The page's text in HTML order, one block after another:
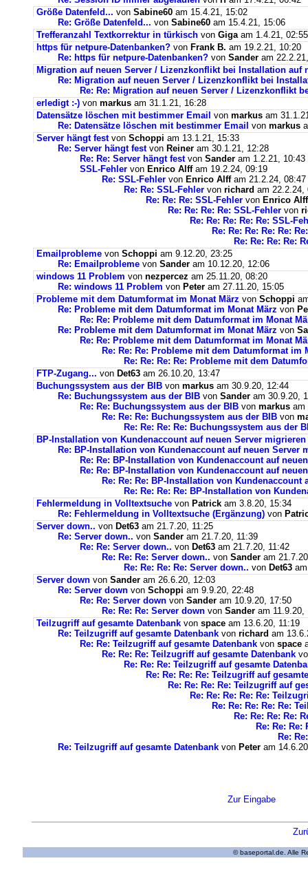
Größe Datenfeld... von Sabine60 am 15.4.21, 15:02
Re: Größe Datenfeld... von Sabine60 am 15.4.21, 15:06
Trefferanzahl Textkorrektur in türkisch von Gigaam 1.4.21, 02:55
https für netpure-Datenbanken? von Frank B. am 19.2.21, 10:20
Re: https für netpure-Datenbanken? von Sander am
Migration auf neuen Server / Lizenzkonflikt bei Installation auf
Re: Migration auf neuen Server / Lizenzkonflikt bei
Re: Re: Migration auf neuen Server / Lizenzkonflikt
erledigt :-) von markus am 31.1.21, 16:28
Datensätze löschen mit bestimmer Email von markus am
Re: Datensätze löschen mit bestimmer Email von markus
Server hängt festvon Schoppi am 13.1.21, 15:33
Re: Server hängt festvon Reiner am 30.1.21, 12:28
Re: Re: Server hängt festvon Sander am 1.2.21, 10:43
SSL-Fehler von Enrico Alffam 19.2.24, 09:19
Re: SSL-Fehler von Enrico Alffam 21.2.24, 08:47
Re: Re: SSL-Fehler von richard am 22.2.24,
Re: Re: Re: SSL-Fehler von Enrico Alff
Re: Re: Re: Re: SSL-Fehler von
Re: Re: Re: Re: Re: SSL-
Re: Re: Re: Re: Re:
Re: Re: Re: Re:
Emailprobleme von Schoppi am 9.12.20, 23:25
Re: Emailprobleme von Sander am 10.12.20, 12:06
windows 11 Problem von nezpercez am 25.11.20, 08:20
Re: windows 11 Problem von Peter am 27.11.20, 15:05
Probleme mit dem Datumformat im Monat März von Schoppi
Re: Probleme mit dem Datumformat im Monat März von
Re: Re: Probleme mit dem Datumformat im Monat
Re: Probleme mit dem Datumformat im Monat März von
Re: Re: Probleme mit dem Datumformat im Monat
Re: Re: Re: Probleme mit dem Datumformat im
Re: Re: Re: Re: Probleme mit dem
FTP-Zugang... von Det63 am 26.10.20, 13:47
Buchungssystem aus der BIB von markus am 30.9.20, 12:44
Re: Buchungssystem aus der BIB von Sander am 30.9.20,
Re: Re: Buchungssystem aus der BIB von markus am
Re: Re: Re: Buchungssystem aus der BIB von
Re: Re: Re: Re: Buchungssystem aus der
BP-Installation von Kundenaccount auf neuen Server migrieren
Re: BP-Installation von Kundenaccount auf neuen Server
Re: Re: BP-Installation von Kundenaccount auf
Re: Re: BP-Installation von Kundenaccount auf
Re: Re: Re: BP-Installation von Kundenaccount
Re: Re: Re: Re: BP-Installation von
Fehlermeldung in Volltextsuche von Patrick am 3.8.20, 15:34
Re: Fehlermeldung in Volltextsuche (Ergänzung) von
Server down.. von Det63 am 21.7.20, 11:25
Re: Server down.. von Sander am 21.7.20, 11:39
Re: Re: Server down.. von Det63 am 21.7.20, 11:42
Re: Re: Re: Server down.. von Sander am
Re: Re: Re: Re: Server down.. von Det63
Server down von Sander am 26.6.20, 12:03
Re: Server down von Schoppi am 9.9.20, 22:48
Re: Re: Server down von Sander am 10.9.20, 17:50
Re: Re: Re: Server down von Sander am 11.9.20,
Teilzugriff auf gesamte Datenbank von space am 13.6.20, 11:19
Re: Teilzugriff auf gesamte Datenbank von richard am
Re: Re: Teilzugriff auf gesamte Datenbank von space
Re: Re: Re: Teilzugriff auf gesamte Datenbank
Re: Re: Re: Teilzugriff auf gesamte
Re: Re: Re: Re: Teilzugriff auf
Re: Re: Re: Re: Teilzugriff auf
Re: Re: Re: Re: Re:
Re: Re: Re: Re: Re:
Re: Re: Re: Re:
Re: Re: Re:
Re:
Re: Teilzugriff auf gesamte Datenbank von Peter am
Zur Eingabe
© baseportal.de. Alle